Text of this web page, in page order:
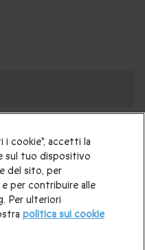
lui
|Regali di Natale per
|Regali di Natale
mamma|Regali di Natale
nonni|Mercatini di
cookie", accetti la
sul tuo dispositivo
del sito, per
per contribuire alle
Per ulteriori
politica sui cookie